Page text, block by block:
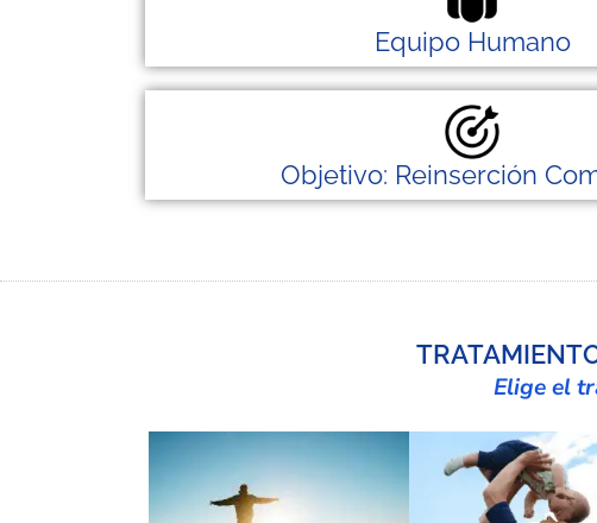
Equipo Humano
Objetivo: Reinserción
Elige el